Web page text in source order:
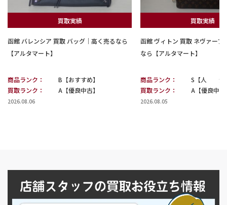
買取実績
函館 バレンシア 買取 バッグ｜高く売るなら
【アルタマート】
商品ランク：
B【おすすめ】
買取ランク：
A【優良中古】
2026.08.06
買取実績
函館 ヴィトン 買取 ネヴァーフ
なら【アルタマート】
商品ランク：
S【人 気
買取ランク：
A【優良中古
2026.08.05